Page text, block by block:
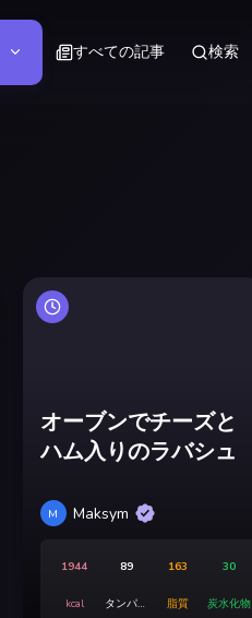
すべての記事 検索
オーブンでチーズと
ハム入りのラバシュ
M Maksym
1944
kcal
89
タンパク
163
脂質
30
炭水化物